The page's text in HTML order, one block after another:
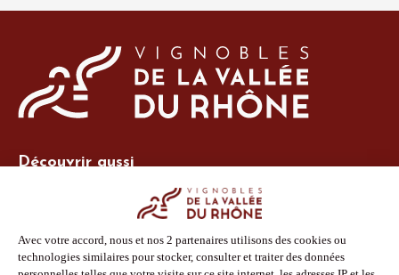
Découvrir aussi
Espace adhérent
Espace presse
Phototèque